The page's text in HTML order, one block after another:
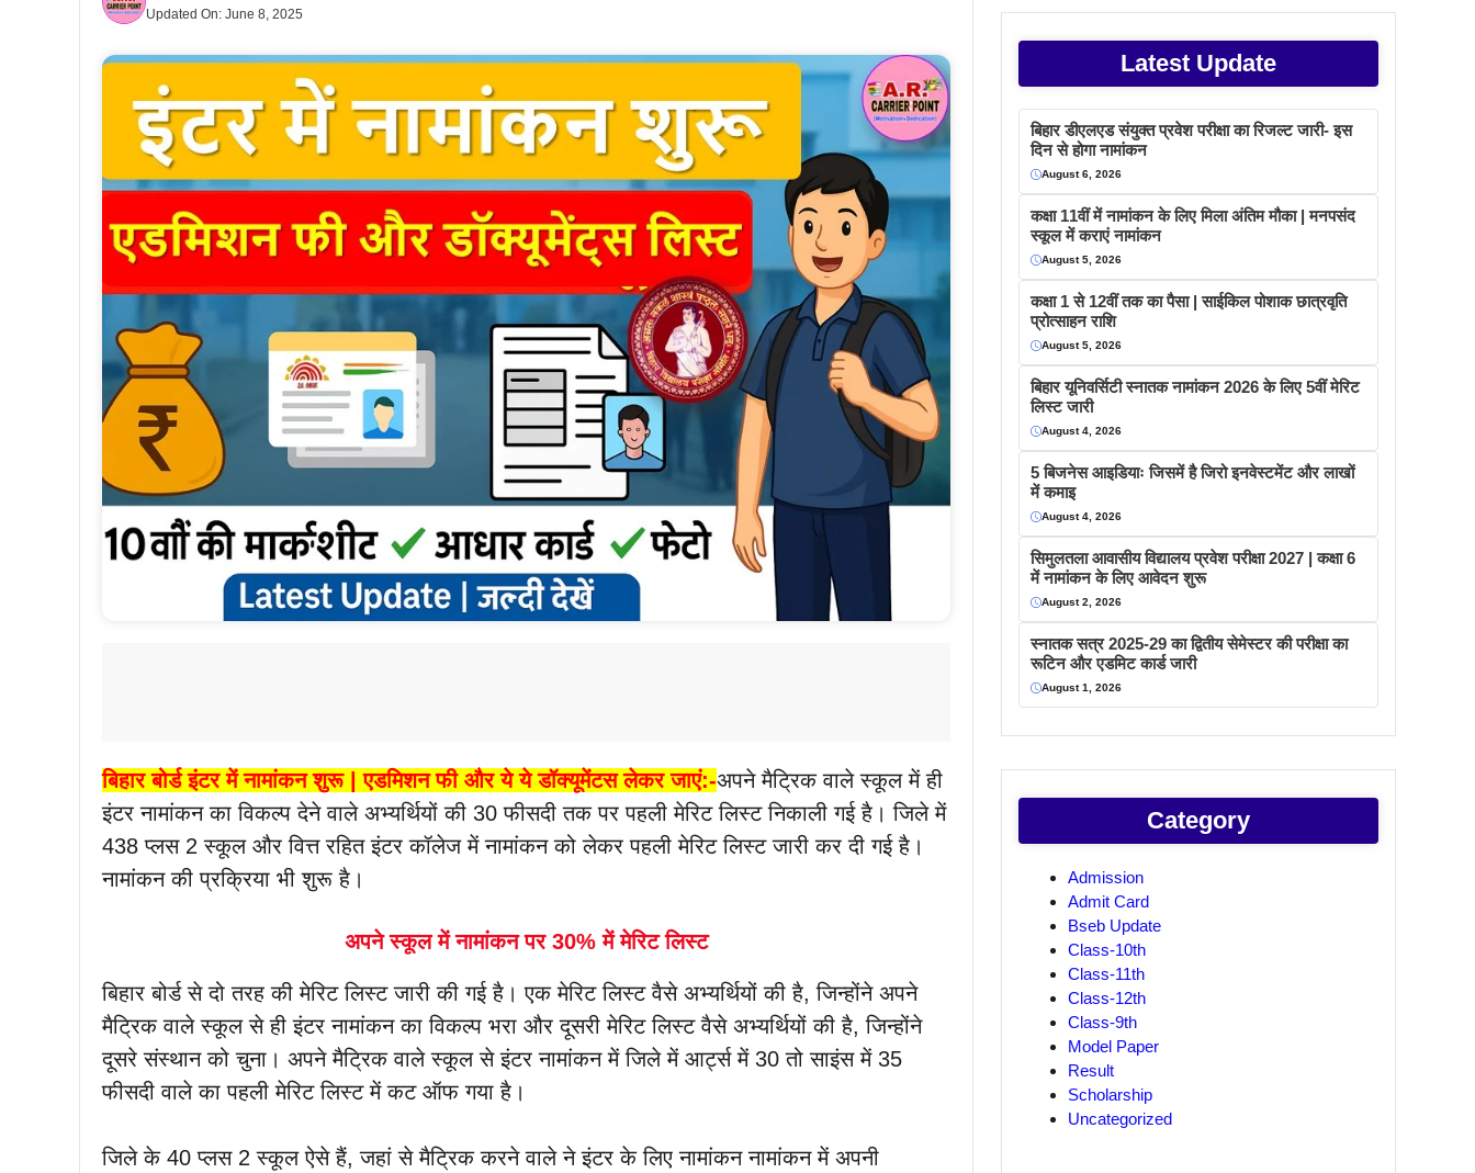
Updated On: June 8, 2025
बिहार बोर्ड इंटर में नामांकन शुरू | एडमिशन फी और ये ये डॉक्यूमेंटस लेकर जाएं:-अपने मैट्रिक वाले स्कूल में ही
इंटर नामांकन का विकल्प देने वाले अभ्यर्थियों की 30 फीसदी तक पर पहली मेरिट लिस्ट निकाली गई है। जिले में
438 प्लस 2 स्कूल और वित्त रहित इंटर कॉलेज में नामांकन को लेकर पहली मेरिट लिस्ट जारी कर दी गई है।
नामांकन की प्रक्रिया भी शुरू है।
अपने स्कूल में नामांकन पर 30% में मेरिट लिस्ट
बिहार बोर्ड से दो तरह की मेरिट लिस्ट जारी की गई है। एक मेरिट लिस्ट वैसे अभ्यर्थियों की है, जिन्होंने अपने
मैट्रिक वाले स्कूल से ही इंटर नामांकन का विकल्प भरा और दूसरी मेरिट लिस्ट वैसे अभ्यर्थियों की है, जिन्होंने
दूसरे संस्थान को चुना। अपने मैट्रिक वाले स्कूल से इंटर नामांकन में जिले में आर्ट्स में 30 तो साइंस में 35
फीसदी वाले का पहली मेरिट लिस्ट में कट ऑफ गया है।
जिले के 40 प्लस 2 स्कूल ऐसे हैं, जहां से मैट्रिक करने वाले ने इंटर के लिए नामांकन नामांकन में अपनी
Latest Update
बिहार डीएलएड संयुक्त प्रवेश परीक्षा का रिजल्ट जारी- इस
दिन से होगा नामांकन
August 6, 2026
कक्षा 11वीं में नामांकन के लिए मिला अंतिम मौका | मनपसंद
स्कूल में कराएं नामांकन
August 5, 2026
कक्षा 1 से 12वीं तक का पैसा | साईकिल पोशाक छात्रवृति
प्रोत्साहन राशि
August 5, 2026
बिहार यूनिवर्सिटी स्नातक नामांकन 2026 के लिए 5वीं मेरिट
लिस्ट जारी
August 4, 2026
5 बिजनेस आइडियाः जिसमें है जिरो इनवेस्टमेंट और लाखों
में कमाइ
August 4, 2026
सिमुलतला आवासीय विद्यालय प्रवेश परीक्षा 2027 | कक्षा 6
में नामांकन के लिए आवेदन शुरू
August 2, 2026
स्नातक सत्र 2025-29 का द्वितीय सेमेस्टर की परीक्षा का
रूटिन और एडमिट कार्ड जारी
August 1, 2026
Category
Admission
Admit Card
Bseb Update
Class-10th
Class-11th
Class-12th
Class-9th
Model Paper
Result
Scholarship
Uncategorized